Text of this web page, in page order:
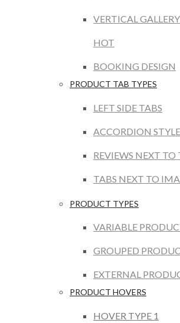
VERTICAL GALLERY
HOT
BOOKING DESIGN
PRODUCT TAB TYPES
LEFT SIDE TABS
ACCORDION
REVIEWS NEXT TO
TABS NEXT TO
PRODUCT TYPES
VARIABLE
GROUPED
EXTERNAL
PRODUCT HOVERS
HOVER TYPE 1